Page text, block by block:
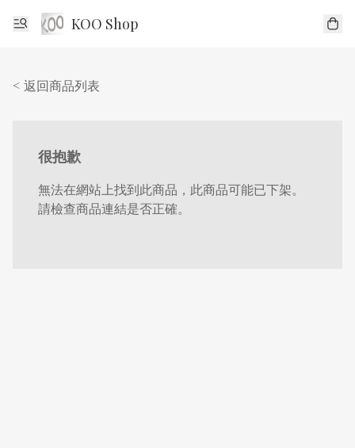
KOO Shop
< 返回商品列表
很抱歉
無法在網站上找到此商品，此商品可能已下架。
請檢查商品連結是否正確。